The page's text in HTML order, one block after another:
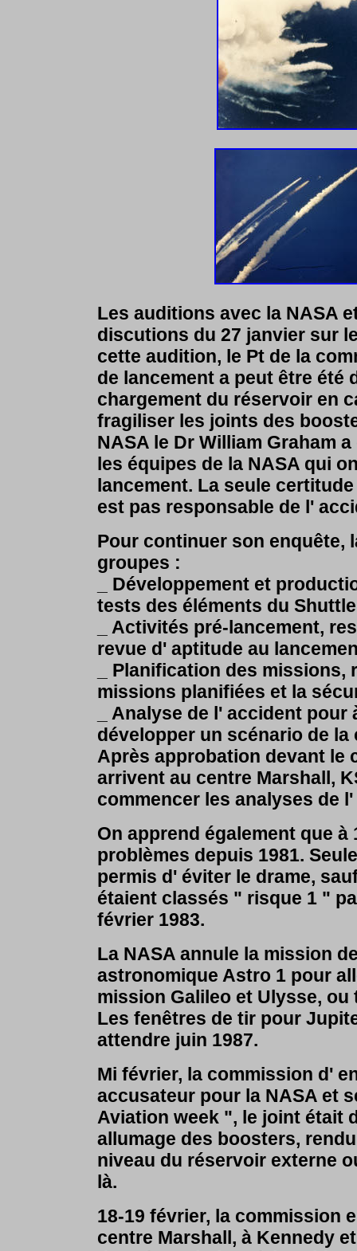
Les auditions avec la NASA
discutions du 27 janvier sur
cette audition, le Pt de la
de lancement a peut être été
chargement du réservoir en
fragiliser les joints des
NASA le Dr William Graham
les équipes de la NASA qui
lancement. La seule
est pas responsable de l'
Pour continuer son enquête,
groupes :
_ Développement et
tests des éléments du
_ Activités pré-lancement,
revue d' aptitude au
_ Planification des
missions planifiées et la
_ Analyse de l' accident
développer un scénario de
Après approbation devant le
arrivent au centre Marshall,
commencer les analyses de
On apprend également que
problèmes depuis 1981.
permis d' éviter le drame,
étaient classés " risque 1 "
février 1983.
La NASA annule la mission
astronomique Astro 1 pour
mission Galileo et Ulysse,
Les fenêtres de tir pour
attendre juin 1987.
Mi février, la commission d'
accusateur pour la NASA et
Aviation week ", le joint était
allumage des boosters,
niveau du réservoir externe
là.
18-19 février, la commission
centre Marshall, à Kennedy